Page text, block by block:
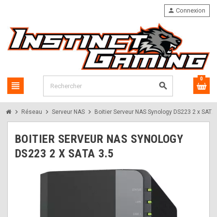
view_headline search
person Connexion
0
chevron_right Réseau chevron_right Serveur NAS chevron_right Boitier Serveur NAS Synology DS223 2 x SATA
BOITIER SERVEUR NAS SYNOLOGY
DS223 2 X SATA 3.5